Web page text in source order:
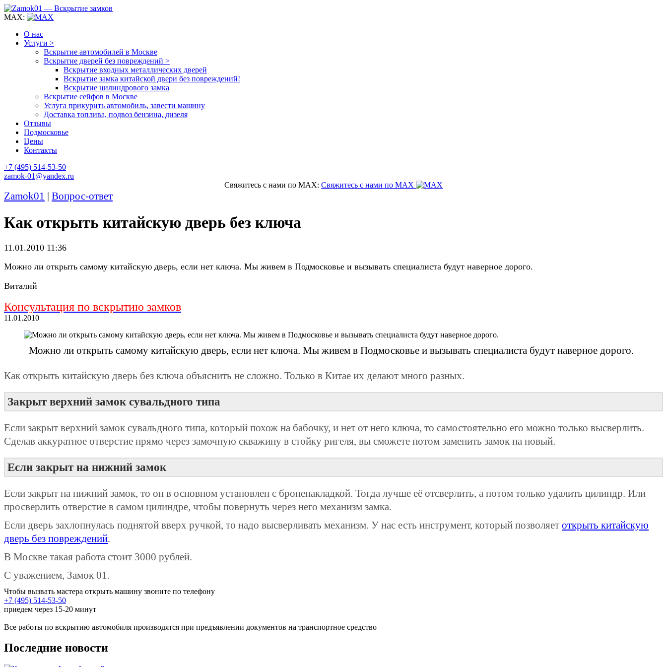
MAX:
О нас
Услуги >
Вскрытие автомобилей в Москве
Вскрытие дверей без повреждений >
Вскрытие входных металлических дверей
Вскрытие замка китайской двери без повреждений!
Вскрытие цилиндрового замка
Вскрытие сейфов в Москве
Услуга прикурить автомобиль, завести машину
Доставка топлива, подвоз бензина, дизеля
Отзывы
Подмосковье
Цены
Контакты
+7 (495) 514-53-50
zamok-01@yandex.ru
Свяжитесь с нами по MAX: Свяжитесь с нами по MAX
Zamok01 | Вопрос-ответ
Как открыть китайскую дверь без ключа
11.01.2010 11:36
Можно ли открыть самому китайскую дверь, если нет ключа. Мы живем в Подмосковье и вызывать специалиста будут наверное дорого.
Виталий
Консультация по вскрытию замков
11.01.2010
Можно ли открыть самому китайскую дверь, если нет ключа. Мы живем в Подмосковье и вызывать специалиста будут наверное дорого.
Как открыть китайскую дверь без ключа объяснить не сложно. Только в Китае их делают много разных.
Закрыт верхний замок сувальдного типа
Если закрыт верхний замок сувальдного типа, который похож на бабочку, и нет от него ключа, то самостоятельно его можно только высверлить.
Сделав аккуратное отверстие прямо через замочную скважину в стойку ригеля, вы сможете потом заменить замок на новый.
Если закрыт на нижний замок
Если закрыт на нижний замок, то он в основном установлен с броненакладкой. Тогда лучше её отсверлить, а потом только удалить цилиндр. Или
просверлить отверстие в самом цилиндре, чтобы повернуть через него механизм замка.
Если дверь захлопнулась поднятой вверх ручкой, то надо высверливать механизм. У нас есть инструмент, который позволяет открыть китайскую
дверь без повреждений.
В Москве такая работа стоит 3000 рублей.
С уважением, Замок 01.
Чтобы вызвать мастера открыть машину звоните по телефону
+7 (495) 514-53-50
приедем через 15-20 минут
Все работы по вскрытию автомобиля производятся при предъявлении документов на транспортное средство
Последние новости